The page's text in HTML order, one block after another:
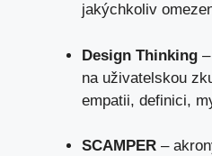
jakýchkoliv
Design Thinking
na uživatelskou
empatii, definici,
SCAMPER –